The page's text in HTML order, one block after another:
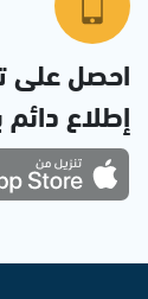
احصل على
إطلاع دائم